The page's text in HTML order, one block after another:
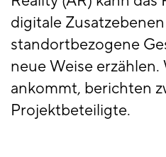
digitale
standortbezogene
neue Weise
ankommt, berichten
Projektbeteiligte.